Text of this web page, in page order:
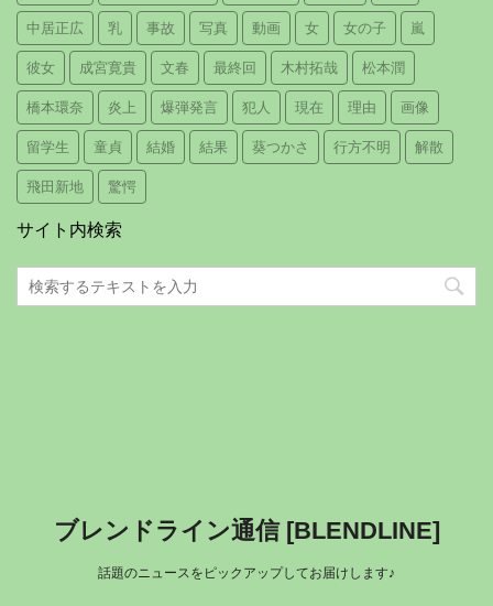
中居正広 乳 事故 写真 動画 女 女の子 嵐
彼女 成宮寛貴 文春 最終回 木村拓哉 松本潤
橋本環奈 炎上 爆弾発言 犯人 現在 理由 画像
留学生 童貞 結婚 結果 葵つかさ 行方不明 解散
飛田新地 驚愕
サイト内検索
ブレンドライン通信 [BLENDLINE]
話題のニュースをピックアップしてお届けします♪